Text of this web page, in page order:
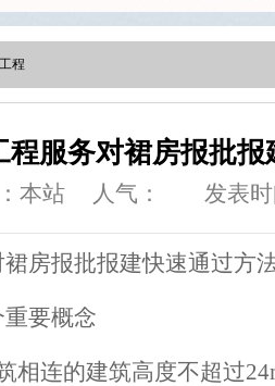
程
程服务对裙房报批
本站 人气： 发表
房报批报建快速通过方
要概念
相连的建筑高度不超过